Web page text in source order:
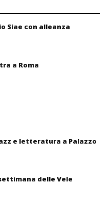
Siae con alleanza
a Roma
e letteratura a Palazzo
delle Vele